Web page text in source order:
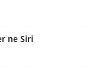
ne Siri